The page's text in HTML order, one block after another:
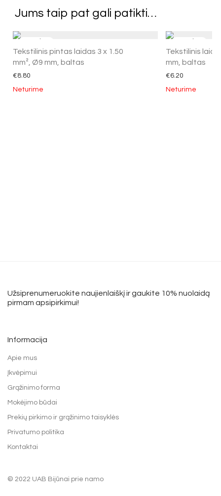
Jums taip pat gali patikti…
Tekstilinis pintas laidas 3 x 1.50
mm², Ø9 mm, baltas
€8.80
Neturime
Tekstilinis
mm, baltas
€6.20
Neturime
Užsiprenumeruokite naujienlaiškį ir gaukite 10% nuolaidą
pirmam apsipirkimui!
Informacija
Apie mus
Įkvėpimui
Grąžinimo forma
Mokėjimo būdai
Prekių pirkimo ir grąžinimo taisyklės
Privatumo politika
Kontaktai
© 2022 UAB Bijūnai prie namo